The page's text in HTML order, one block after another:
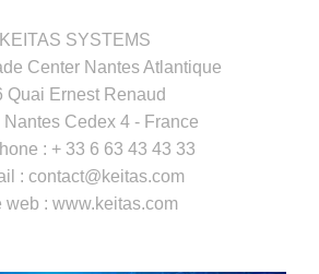
KEITAS SYSTEMS
Center Nantes Atlantique
Quai Ernest Renaud
Cedex 4 - France
: + 33 6 63 43 43 33
: contact@keitas.com
web : www.keitas.com